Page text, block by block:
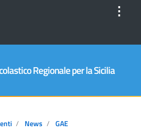
⋮
Regionale per la Sicilia
News GAE